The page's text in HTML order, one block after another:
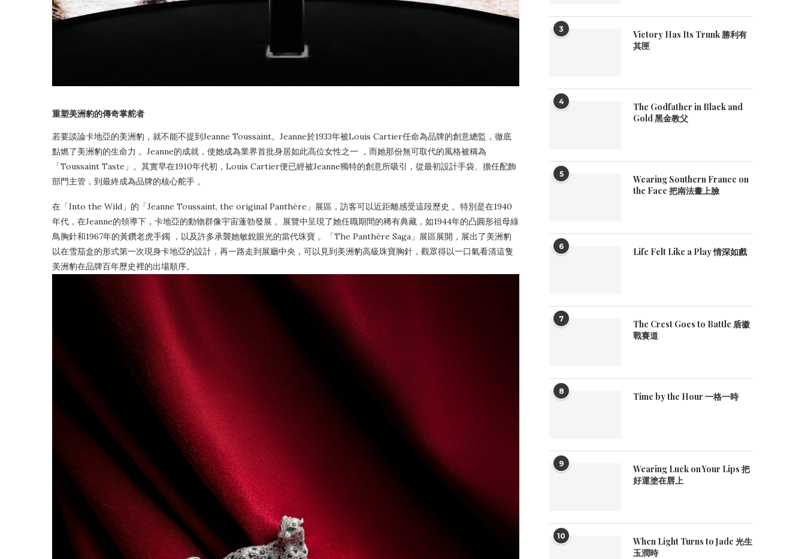
重塑美洲豹的傳奇掌舵者
若要談論卡地亞的美洲豹，就不能不提到Jeanne Toussaint。Jeanne於1933年被Louis Cartier任命為品牌的創意總監，徹底
點燃了美洲豹的生命力 。Jeanne的成就，使她成為業界首批身居如此高位女性之一 ，而她那份無可取代的風格被稱為
「Toussaint Taste」。其實早在1910年代初，Louis Cartier便已經被Jeanne獨特的創意所吸引，從最初設計手袋、擔任配飾
部門主管，到最終成為品牌的核心舵手 。
在「Into the Wild」的「Jeanne Toussaint, the original Panthère」展區，訪客可以近距離感受這段歷史 。特別是在1940
年代，在Jeanne的領導下，卡地亞的動物群像宇宙蓬勃發展 。展覽中呈現了她任職期間的稀有典藏，如1944年的凸圓形祖母綠
鳥胸針和1967年的黃鑽老虎手鐲 ，以及許多承襲她敏銳眼光的當代珠寶 。「The Panthère Saga」展區展開，展出了美洲豹
以在雪茄盒的形式第一次現身卡地亞的設計，再一路走到展廳中央，可以見到美洲豹高級珠寶胸針，觀眾得以一口氣看清這隻
美洲豹在品牌百年歷史裡的出場順序。
3
Victory Has Its Trunk 勝利有
其匣
4
The Godfather in Black and
Gold 黑金教父
5
Wearing Southern France on
the Face 把南法畫上臉
6 Life Felt Like a Play 情深如戲
7
The Crest Goes to Battle 盾徽
戰賽道
8 Time by the Hour 一格一時
9
Wearing Luck on Your Lips 把
好運塗在唇上
10
When Light Turns to Jade 光生
玉潤時